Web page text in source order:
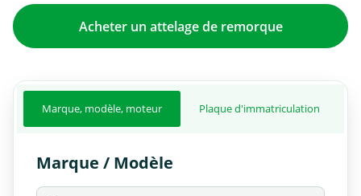
Acheter un attelage de remorque
Marque, modèle, moteur Plaque d'immatriculation
Marque / Modèle